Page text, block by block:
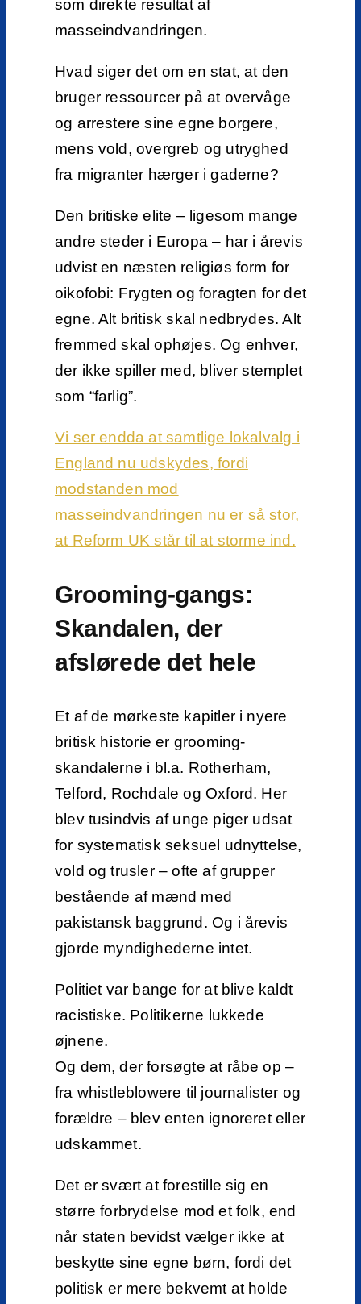
som direkte resultat af
masseindvandringen.
Hvad siger det om en stat, at den
bruger ressourcer på at overvåge
og arrestere sine egne borgere,
mens vold, overgreb og utryghed
fra migranter hærger i gaderne?
Den britiske elite – ligesom mange
andre steder i Europa – har i årevis
udvist en næsten religiøs form for
oikofobi: Frygten og foragten for det
egne. Alt britisk skal nedbrydes. Alt
fremmed skal ophøjes. Og enhver,
der ikke spiller med, bliver stemplet
som “farlig”.
Vi ser endda at samtlige lokalvalg i
England nu udskydes, fordi
modstanden mod
masseindvandringen nu er så stor,
at Reform UK står til at storme ind.
Grooming-gangs:
Skandalen, der
afslørede det hele
Et af de mørkeste kapitler i nyere
britisk historie er grooming-
skandalerne i bl.a. Rotherham,
Telford, Rochdale og Oxford. Her
blev tusindvis af unge piger udsat
for systematisk seksuel udnyttelse,
vold og trusler – ofte af grupper
bestående af mænd med
pakistansk baggrund. Og i årevis
gjorde myndighederne intet.
Politiet var bange for at blive kaldt
racistiske. Politikerne lukkede
øjnene.
Og dem, der forsøgte at råbe op –
fra whistleblowere til journalister og
forældre – blev enten ignoreret eller
udskammet.
Det er svært at forestille sig en
større forbrydelse mod et folk, end
når staten bevidst vælger ikke at
beskytte sine egne børn, fordi det
politisk er mere bekvemt at holde